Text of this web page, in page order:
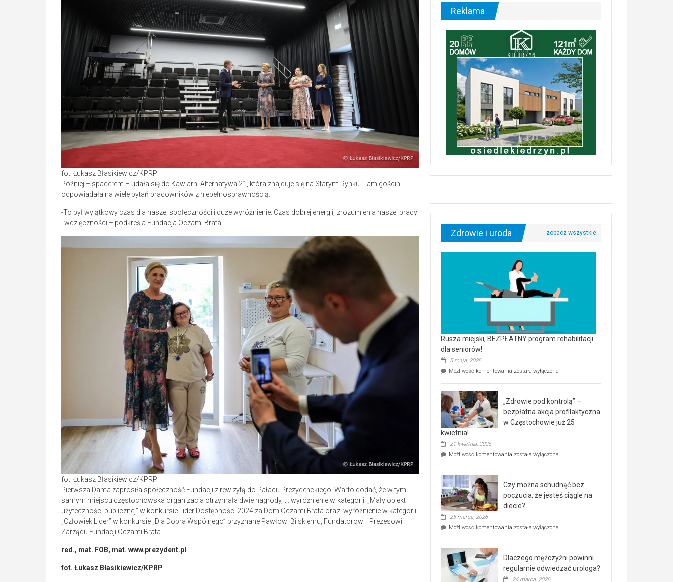
fot. Łukasz Błasikiewicz/KPRP
Później – spacerem – udała się do Kawiarni Alternatywa 21, która znajduje się na Starym Rynku. Tam gościni
odpowiadała na wiele pytań pracowników z niepełnosprawnością.
-To był wyjątkowy czas dla naszej społeczności i duże wyróżnienie. Czas dobrej energii, zrozumienia naszej pracy
i wdzięczności – podkreśla Fundacja Oczami Brata.
fot. Łukasz Błasikiewicz/KPRP
Pierwsza Dama zaprosiła społeczność Fundacji z rewizytą do Pałacu Prezydenckiego. Warto dodać, że w tym
samym miejscu częstochowska organizacja otrzymała dwie nagrody, tj. wyróżnienie w kategorii: „Mały obiekt
użyteczności publicznej” w konkursie Lider Dostępności 2024 za Dom Oczami Brata oraz wyróżnienie w kategorii:
„Człowiek Lider” w konkursie „Dla Dobra Wspólnego” przyznane Pawłowi Bilskiemu, Fundatorowi i Prezesowi
Zarządu Fundacji Oczami Brata.
red., mat. FOB, mat. www.prezydent.pl
fot. Łukasz Błasikiewicz/KPRP
Reklama
Zdrowie i uroda
Rusza miejski, BEZPŁATNY program rehabilitacji
dla seniorów!
5 maja, 2026
Możliwość komentowania Rusza
rehabilitacji
dla
seniorów!
została wyłączona
„Zdrowie pod kontrolą” –
bezpłatna akcja profilaktyczna
w Częstochowie już 25
kwietnia!
21 kwietnia, 2026
Możliwość komentowania „Zdrowie
bezpłatna
akcja
profilaktyczna
w
już
kwietnia!
została wyłączona
Czy można schudnąć bez
poczucia, że jesteś ciągle na
diecie?
25 marca, 2026
Możliwość komentowania Czy
poczucia,
że
została wyłączona
Dlaczego mężczyźni powinni
regularnie odwiedzać urologa?
24 marca, 2026